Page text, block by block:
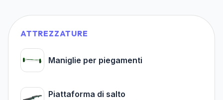
ATTREZZATURE
Maniglie per piegamenti
Piattaforma di salto